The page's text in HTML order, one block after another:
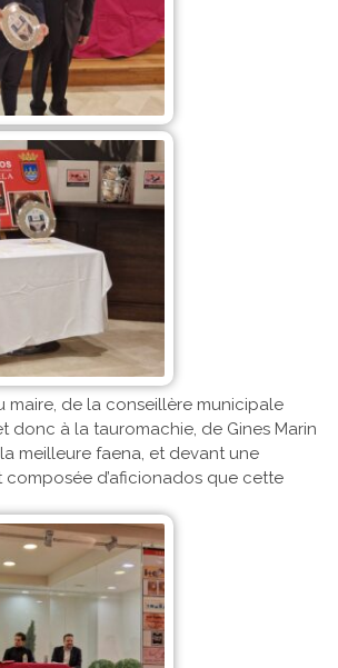
maire, de la conseillère municipale
donc à la tauromachie, de Gines Marin
meilleure faena, et devant une
composée d’aficionados que cette